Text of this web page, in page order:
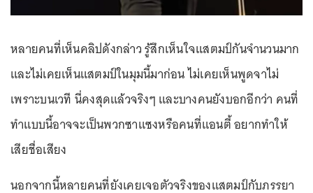
หลายคนที่เห็นคลิปดังกล่าว รู้สึกเห็นใจแสตมป์กันจำนวนมาก
และไม่เคยเห็นแสตมป์ในมุมนี้มาก่อน ไม่เคยเห็นพูดจาไม่
เพราะบนเวที นี่คงสุดแล้วจริงๆ และบางคนยังบอกอีกว่า คนที่
ทำแบบนี้อาจจะเป็นพวกซาแซงหรือคนที่แอนตี้ อยากทำให้
เสียชื่อเสียง
นอกจากนี้หลายคนที่ยังเคยเจอตัวจริงของแสตมป์กับภรรยา